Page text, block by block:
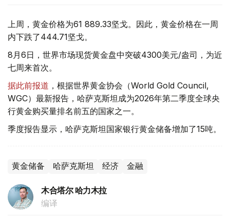
上周，黄金价格为61 889.33坚戈。因此，黄金价格在一周
内下跌了444.71坚戈。
8月6日，世界市场现货黄金盘中突破4300美元/盎司，为近
七周来首次。
据此前报道 ，根据世界黄金协会（World Gold Council,
WGC）最新报告，哈萨克斯坦成为2026年第二季度全球央
行黄金购买量排名前五的国家之一。
季度报告显示，哈萨克斯坦国家银行黄金储备增加了15吨。
黄金储备 哈萨克斯坦 经济 金融
木合塔尔 哈力木拉
编译